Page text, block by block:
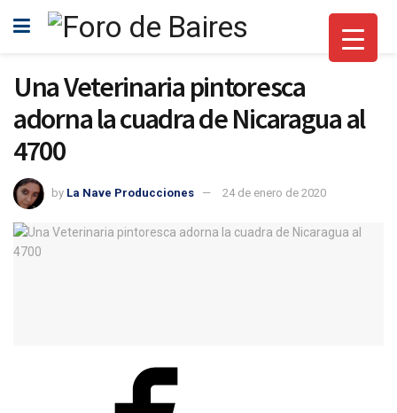
Una Veterinaria pintoresca
adorna la cuadra de Nicaragua al
4700
by La Nave Producciones 24 de enero de 2020